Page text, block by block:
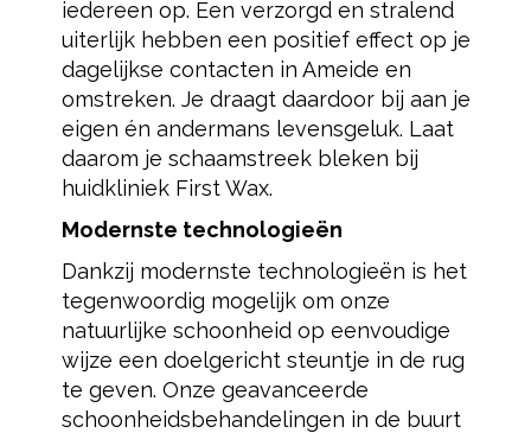
iedereen op. Een verzorgd en stralend
uiterlijk hebben een positief effect op je
dagelijkse contacten in Ameide en
omstreken. Je draagt daardoor bij aan je
eigen én andermans levensgeluk. Laat
daarom je schaamstreek bleken bij
huidkliniek First Wax.
Modernste technologieën
Dankzij modernste technologieën is het
tegenwoordig mogelijk om onze
natuurlijke schoonheid op eenvoudige
wijze een doelgericht steuntje in de rug
te geven. Onze geavanceerde
schoonheidsbehandelingen in de buurt